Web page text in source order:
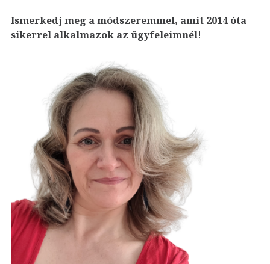
Ismerkedj meg a módszeremmel, amit 2014 óta
sikerrel alkalmazok az ügyfeleimnél!